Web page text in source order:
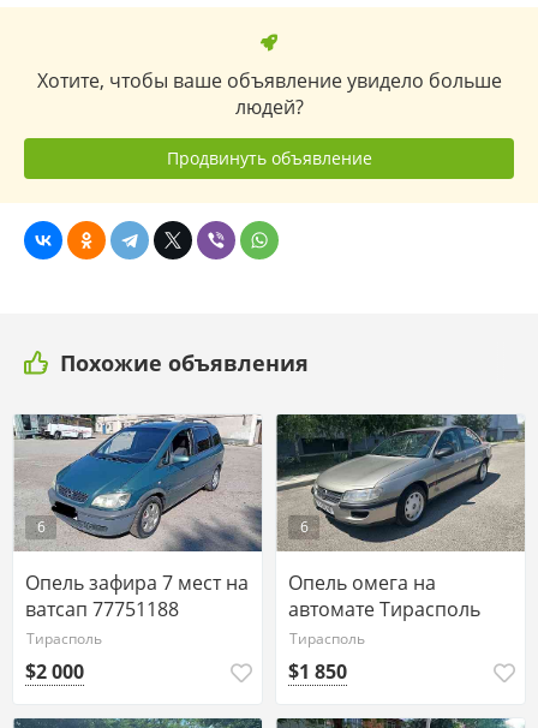
Хотите, чтобы ваше объявление увидело больше
людей?
Продвинуть объявление
Похожие объявления
6
Опель зафира 7 мест на
ватсап 77751188
Тирасполь
$2 000
6
Опель омега на
автомате Тирасполь
Тирасполь
$1 850